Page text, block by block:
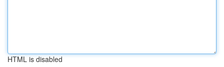
HTML is disabled